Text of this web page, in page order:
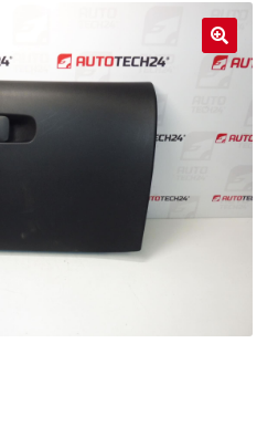
🔍